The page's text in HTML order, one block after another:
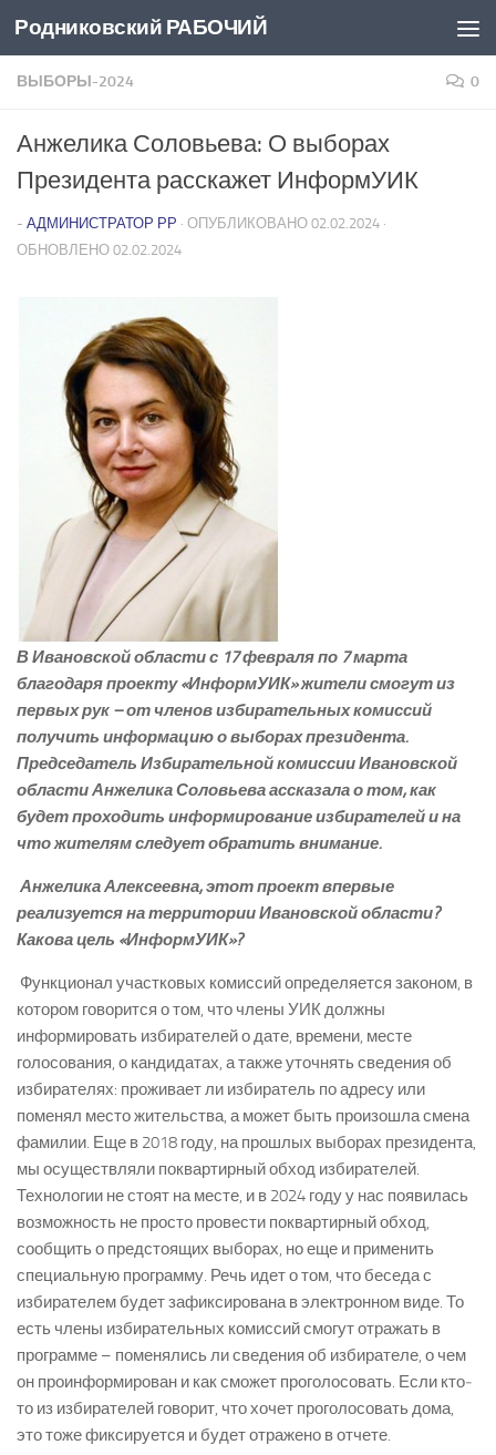
Перейти к содержимому
Родниковский РАБОЧИЙ
ВЫБОРЫ-2024 0
Анжелика Соловьева: О выборах
Президента расскажет ИнформУИК
- АДМИНИСТРАТОР РР · ОПУБЛИКОВАНО 02.02.2024 ·
ОБНОВЛЕНО 02.02.2024
В Ивановской области с 17 февраля по 7 марта
благодаря проекту «ИнформУИК» жители смогут из
первых рук – от членов избирательных комиссий
получить информацию о выборах президента.
Председатель Избирательной комиссии Ивановской
области Анжелика Соловьева ассказала о том, как
будет проходить информирование избирателей и на
что жителям следует обратить внимание.
­ Анжелика Алексеевна, этот проект впервые
реализуется на территории Ивановской области?
Какова цель «ИнформУИК»?
­
Функционал участковых комиссий определяется законом, в
котором говорится о том, что члены УИК должны
информировать избирателей о дате, времени, месте
голосования, о кандидатах, а также уточнять сведения об
избирателях: проживает ли избиратель по адресу или
поменял место жительства, а может быть произошла смена
фамилии. Еще в 2018 году, на прошлых выборах президента,
мы осуществляли поквартирный обход избирателей.
Технологии не стоят на месте, и в 2024 году у нас появилась
возможность не просто провести поквартирный обход,
сообщить о предстоящих выборах, но еще и применить
специальную программу. Речь идет о том, что беседа с
избирателем будет зафиксирована в электронном виде. То
есть члены избирательных комиссий смогут отражать в
программе – поменялись ли сведения об избирателе, о чем
он проинформирован и как сможет проголосовать. Если кто­
то из избирателей говорит, что хочет проголосовать дома,
это тоже фиксируется и будет отражено в отчете.